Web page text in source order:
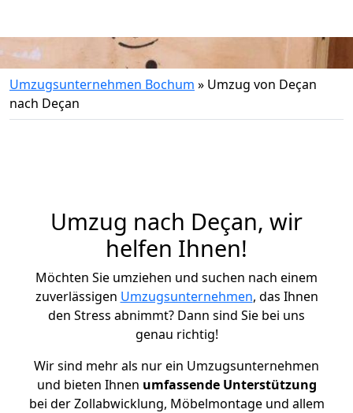
Umzugsunternehmen Bochum » Umzug von Deçan
nach Deçan
Umzug nach Deçan, wir
helfen Ihnen!
Möchten Sie umziehen und suchen nach einem
zuverlässigen Umzugsunternehmen, das Ihnen
den Stress abnimmt? Dann sind Sie bei uns
genau richtig!
Wir sind mehr als nur ein Umzugsunternehmen
und bieten Ihnen umfassende Unterstützung
bei der Zollabwicklung, Möbelmontage und allem